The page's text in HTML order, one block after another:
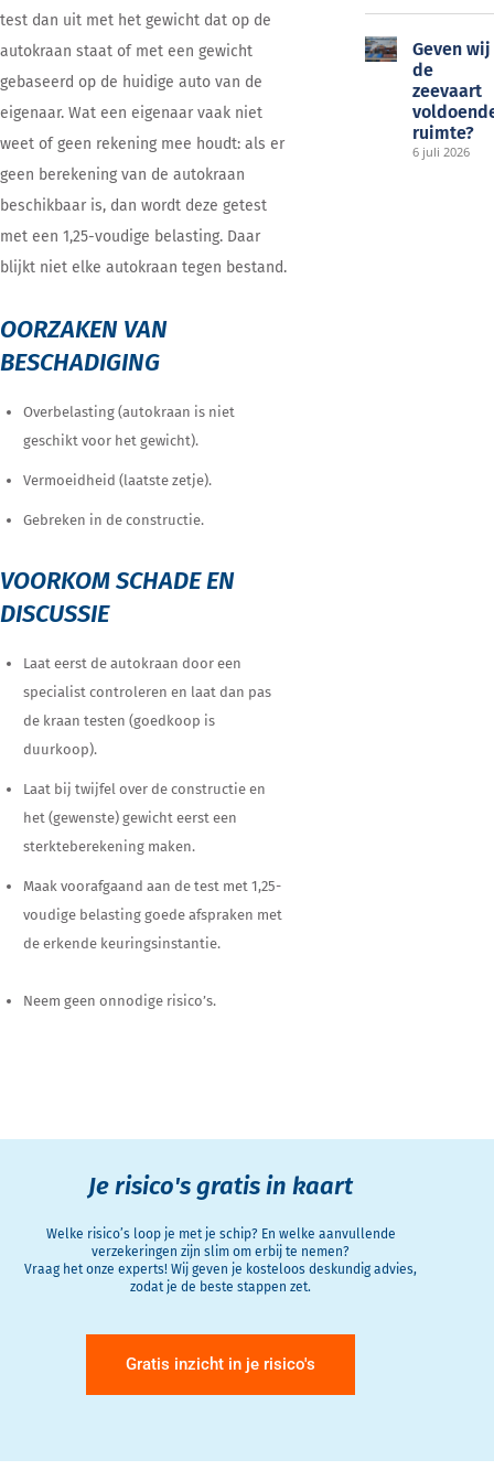
test dan uit met het gewicht dat op de
autokraan staat of met een gewicht
gebaseerd op de huidige auto van de
eigenaar. Wat een eigenaar vaak niet
weet of geen rekening mee houdt: als er
geen berekening van de autokraan
beschikbaar is, dan wordt deze getest
met een 1,25-voudige belasting. Daar
blijkt niet elke autokraan tegen bestand.
OORZAKEN VAN
BESCHADIGING
Overbelasting (autokraan is niet
geschikt voor het gewicht).
Vermoeidheid (laatste zetje).
Gebreken in de constructie.
VOORKOM SCHADE EN
DISCUSSIE
Laat eerst de autokraan door een
specialist controleren en laat dan pas
de kraan testen (goedkoop is
duurkoop).
Laat bij twijfel over de constructie en
het (gewenste) gewicht eerst een
sterkteberekening maken.
Maak voorafgaand aan de test met 1,25-
voudige belasting goede afspraken met
de erkende keuringsinstantie.
Neem geen onnodige risico’s.
Geven wij
de
zeevaart
ruimte?
6 juli 2026
Je risico's gratis in kaart
Welke risico’s loop je met je schip? En welke aanvullende
verzekeringen zijn slim om erbij te nemen?
Vraag het onze experts! Wij geven je kosteloos deskundig advies,
zodat je de beste stappen zet.
Gratis inzicht in je risico's